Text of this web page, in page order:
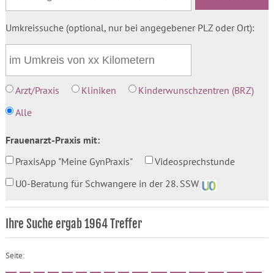
Umkreissuche (optional, nur bei angegebener PLZ oder Ort):
Arzt/Praxis Kliniken
Kinderwunschzentren (BRZ)
Alle
Frauenarzt-Praxis mit:
PraxisApp "Meine GynPraxis"
Videosprechstunde
U0-Beratung für Schwangere in der 28. SSW
Ihre Suche ergab 1964 Treffer
Seite: